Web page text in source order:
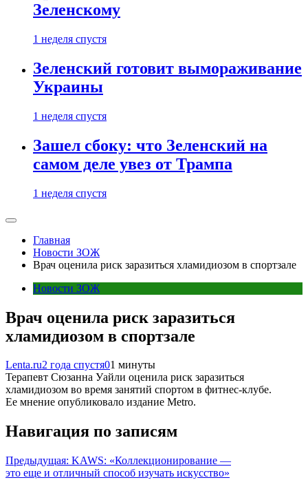
Зеленскому
1 неделя спустя
Зеленский готовит вымораживание
Украины
1 неделя спустя
Зашел сбоку: что Зеленский на
самом деле увез от Трампа
1 неделя спустя
Главная
Новости ЗОЖ
Врач оценила риск заразиться хламидиозом в спортзале
Новости ЗОЖ
Врач оценила риск заразиться
хламидиозом в спортзале
Lenta.ru2 года спустя01 минуты
Терапевт Сюзанна Уайли оценила риск заразиться
хламидиозом во время занятий спортом в фитнес-клубе.
Ее мнение опубликовало издание Metro.
Навигация по записям
Предыдущая: KAWS: «Коллекционирование —
это еще и отличный способ изучать искусство»